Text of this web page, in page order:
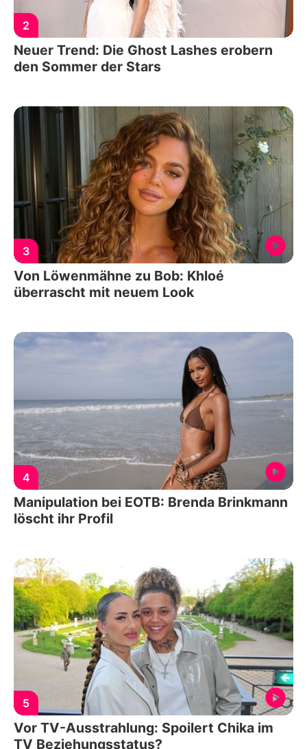
2
Neuer Trend: Die Ghost Lashes erobern
den Sommer der Stars
3
Von Löwenmähne zu Bob: Khloé
überrascht mit neuem Look
4
Manipulation bei EOTB: Brenda Brinkmann
löscht ihr Profil
5
Vor TV-Ausstrahlung: Spoilert Chika im
TV Beziehungsstatus?